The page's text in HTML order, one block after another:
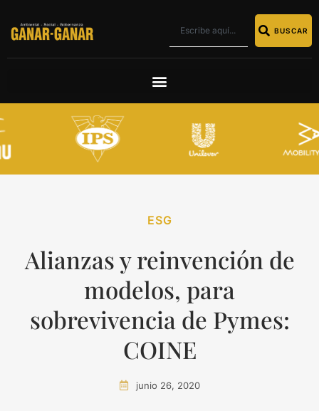
BUSCAR
ESG
Alianzas y reinvención de
modelos, para
sobrevivencia de Pymes:
COINE
junio 26, 2020